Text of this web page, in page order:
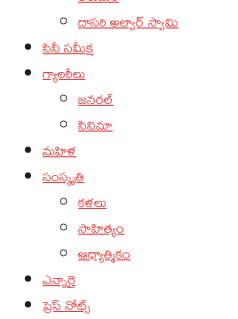
దాసరి అల్వార్ స్వామి
సినీ సమీక్ష
గ్యాలరీలు
జనరల్
సినిమా
మహిళ
సంస్కృతి
కళలు
సాహిత్యం
ఆధ్యాత్మికం
ఎన్నారై
ప్రెస్ నోట్స్